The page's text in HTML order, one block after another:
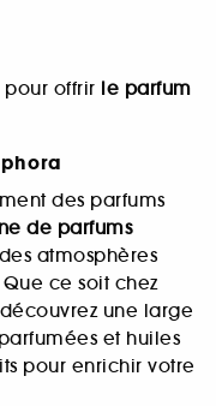
pour offrir le parfum
des parfums
de parfums
atmosphères
ce soit chez
une large
et huiles
pour enrichir votre